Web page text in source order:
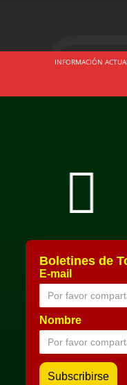
INFORMACIÓN
Boletines de
E-mail
Nombre